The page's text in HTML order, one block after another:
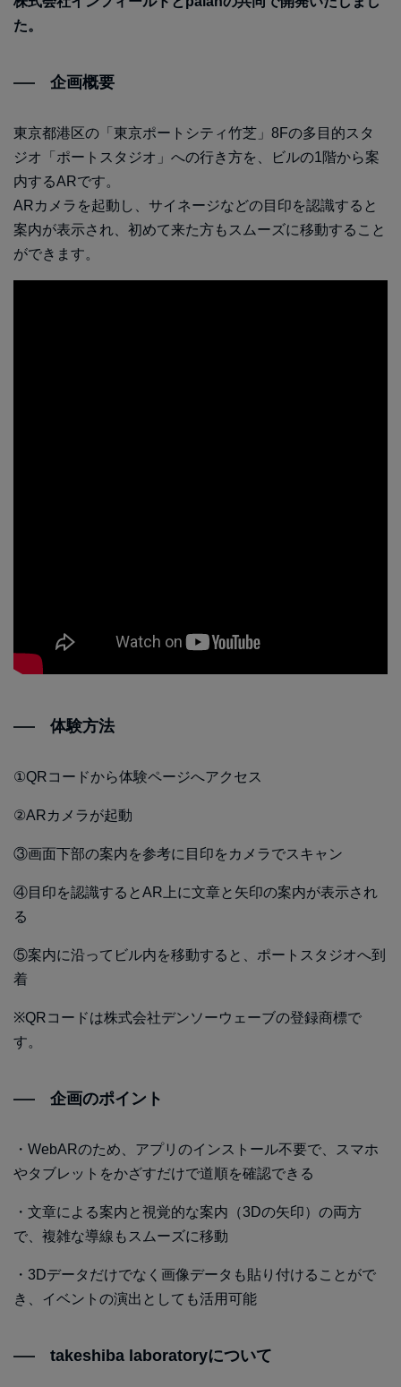
た。
企画概要
東京都港区の「東京ポートシティ竹芝」8Fの多目的スタ
ジオ「ポートスタジオ」への行き方を、ビルの1階から案
内するARです。
ARカメラを起動し、サイネージなどの目印を認識すると
案内が表示され、初めて来た方もスムーズに移動すること
ができます。
体験方法
①QRコードから体験ページへアクセス
②ARカメラが起動
③画面下部の案内を参考に目印をカメラでスキャン
④目印を認識するとAR上に文章と矢印の案内が表示され
る
⑤案内に沿ってビル内を移動すると、ポートスタジオへ到
着
※QRコードは株式会社デンソーウェーブの登録商標で
す。
企画のポイント
・WebARのため、アプリのインストール不要で、スマホ
やタブレットをかざすだけで道順を確認できる
・文章による案内と視覚的な案内（3Dの矢印）の両方
で、複雑な導線もスムーズに移動
・3Dデータだけでなく画像データも貼り付けることがで
き、イベントの演出としても活用可能
takeshiba laboratoryについて